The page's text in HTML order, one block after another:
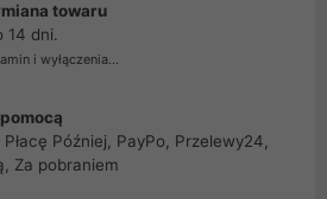
towaru
14 dni.
i wyłączenia...
Później, PayPo, Przelewy24,
Za pobraniem